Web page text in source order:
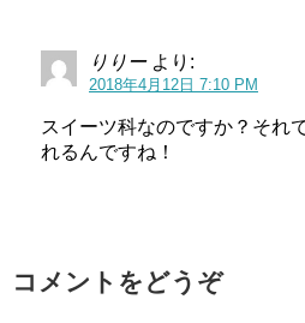
りりー より:
2018年4月12日 7:10 PM
スイーツ科なのですか？それ
れるんですね！
コメントをどうぞ